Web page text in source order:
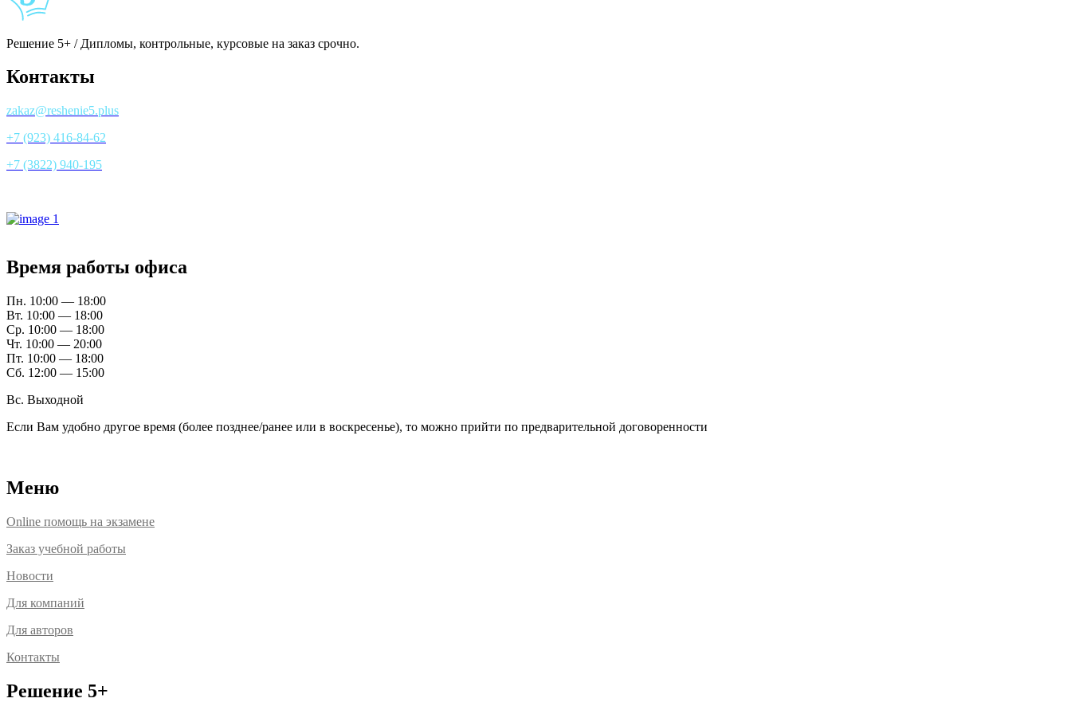
Решение 5+ / Дипломы, контрольные, курсовые на заказ срочно.
Контакты
zakaz@reshenie5.plus
+7 (923) 416-84-62
+7 (3822) 940-195
Время работы офиса
Пн. 10:00 — 18:00
Вт. 10:00 — 18:00
Ср. 10:00 — 18:00
Чт. 10:00 — 20:00
Пт. 10:00 — 18:00
Сб. 12:00 — 15:00
Вс. Выходной
Если Вам удобно другое время (более позднее/ранее или в воскресенье), то можно прийти по предварительной договоренности
Меню
Online помощь на экзамене
Заказ учебной работы
Новости
Для компаний
Для авторов
Контакты
Решение 5+